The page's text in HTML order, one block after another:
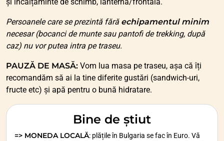
Bine de știut
=> MONEDA LOCALĂ: plățile în Bulgaria se fac în Euro. Vă
Persoanele care se prezintă fără echipamentul minim
necesar (bocanci de munte sau pantofi de trekking, după
caz) nu vor putea intra pe traseu.
PAUZĂ DE MASĂ: Vom lua masa pe traseu, așa că îți
recomandăm să ai la tine diferite gustări (sandwich-uri,
fructe etc) și apă pentru o bună hidratare.